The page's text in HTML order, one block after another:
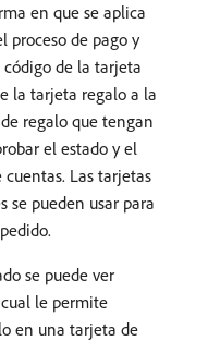
en que se aplica
proceso de pago y
de la tarjeta
la tarjeta regalo a la
regalo que tengan
el estado y el
Las tarjetas
se pueden usar para
se puede ver
le permite
en una tarjeta de